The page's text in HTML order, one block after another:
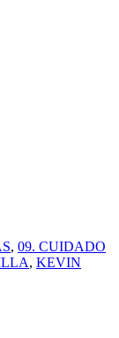
, 09. CUIDADO
, KEVIN